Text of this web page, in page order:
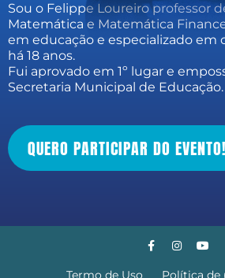
Sou o Felippe Loureiro professor
Matemática e Matemática
em educação e especializado em
há 18 anos.
Fui aprovado em 1º lugar e
Secretaria Municipal de Educação.
QUERO PARTICIPAR DO EVENTO!
Termo de Uso Política de